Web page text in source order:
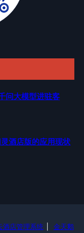
问大模型进驻客
酒店版的应用现状
酒店管理系统
金天鹅